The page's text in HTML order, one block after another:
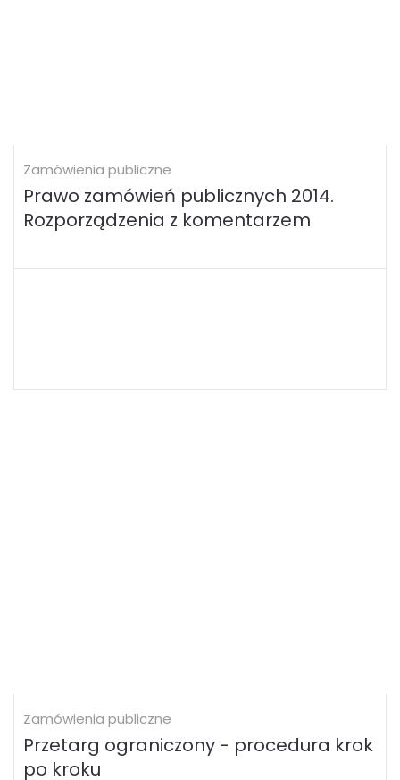
Zamówienia publiczne
Prawo zamówień publicznych 2014.
Rozporządzenia z komentarzem
Zamówienia publiczne
Przetarg ograniczony - procedura krok
po kroku